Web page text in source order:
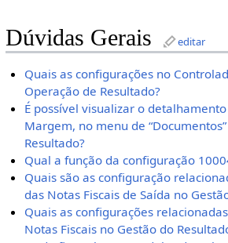
Dúvidas Gerais editar
Quais as configurações no
Operação de Resultado?
É possível visualizar o
Margem, no menu de
Resultado?
Qual a função da configuração
Quais são as configuração
das Notas Fiscais de Saída no
Quais as configurações
Notas Fiscais no Gestão do